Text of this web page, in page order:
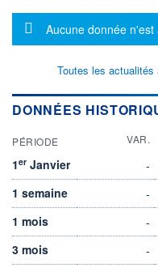
Message
Aucune donnée
Toutes les actualités
DONNÉES
PÉRIODE VAR.
1er Janvier -
1 semaine
-
1 mois
-
3 mois
-